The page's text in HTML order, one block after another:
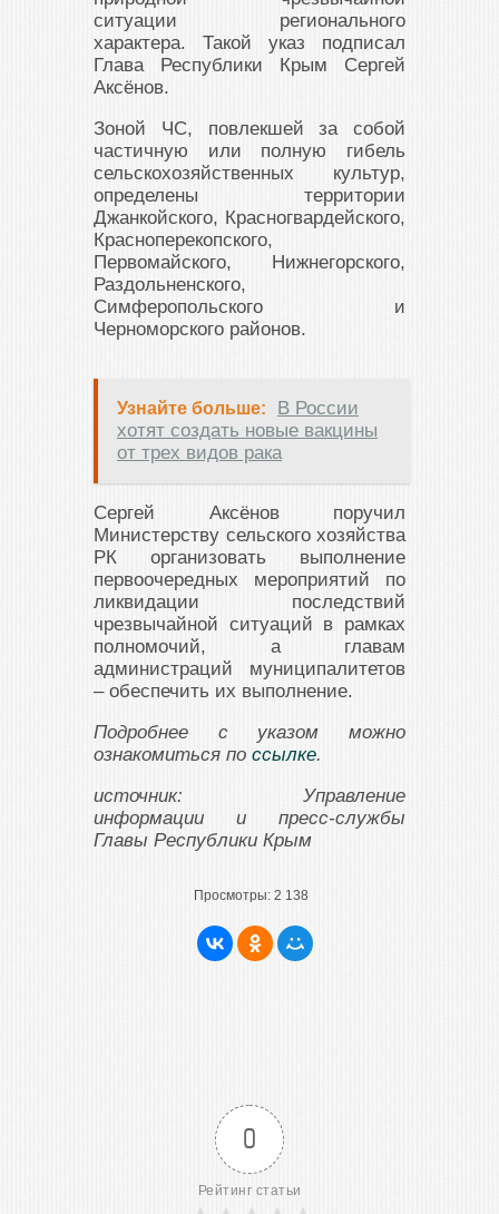
ситуации регионального
характера. Такой указ подписал
Глава Республики Крым Сергей
Аксёнов.
Зоной ЧС, повлекшей за собой
частичную или полную гибель
сельскохозяйственных культур,
определены территории
Джанкойского, Красногвардейского,
Красноперекопского,
Первомайского, Нижнегорского,
Раздольненского,
Симферопольского и
Черноморского районов.
Узнайте больше:
В России
хотят создать новые вакцины
от трех видов рака
Сергей Аксёнов поручил
Министерству сельского хозяйства
РК организовать выполнение
первоочередных мероприятий по
ликвидации последствий
чрезвычайной ситуаций в рамках
полномочий, а главам
администраций муниципалитетов
– обеспечить их выполнение.
Подробнее с указом можно
ознакомиться по ссылке.
источник: Управление
информации и пресс-службы
Главы Республики Крым
Просмотры: 2 138
0
Рейтинг статьи